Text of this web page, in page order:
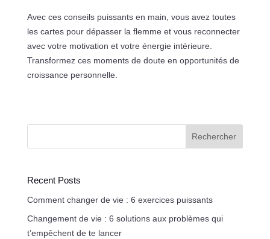
Avec ces conseils puissants en main, vous avez toutes
les cartes pour dépasser la flemme et vous reconnecter
avec votre motivation et votre énergie intérieure.
Transformez ces moments de doute en opportunités de
croissance personnelle.
Rechercher
Recent Posts
Comment changer de vie : 6 exercices puissants
Changement de vie : 6 solutions aux problèmes qui
t’empêchent de te lancer